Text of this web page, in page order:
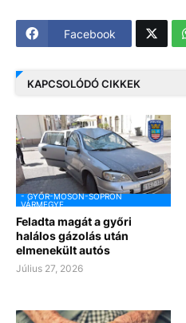
Facebook
KAPCSOLÓDÓ CIKKEK
- GYŐR-MOSON-SOPRON
VÁRMEGYE
Feladta magát a győri
halálos gázolás után
elmenekült autós
Július 27, 2026